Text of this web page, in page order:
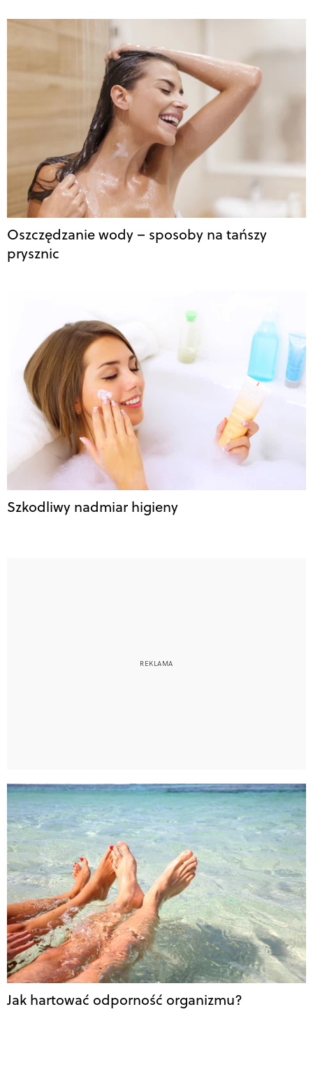
Oszczędzanie wody – sposoby na tańszy
prysznic
Szkodliwy nadmiar higieny
Jak hartować odporność organizmu?